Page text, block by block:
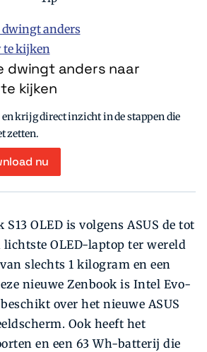
dwingt anders naar
kijken
krijg direct inzicht in de stappen die
zetten.
nu
S13 OLED is volgens ASUS de tot
lichtste OLED-laptop ter wereld
slechts 1 kilogram en een
nieuwe Zenbook is Intel Evo-
over het nieuwe ASUS
Ook heeft het
en een 63 Wh-batterij die